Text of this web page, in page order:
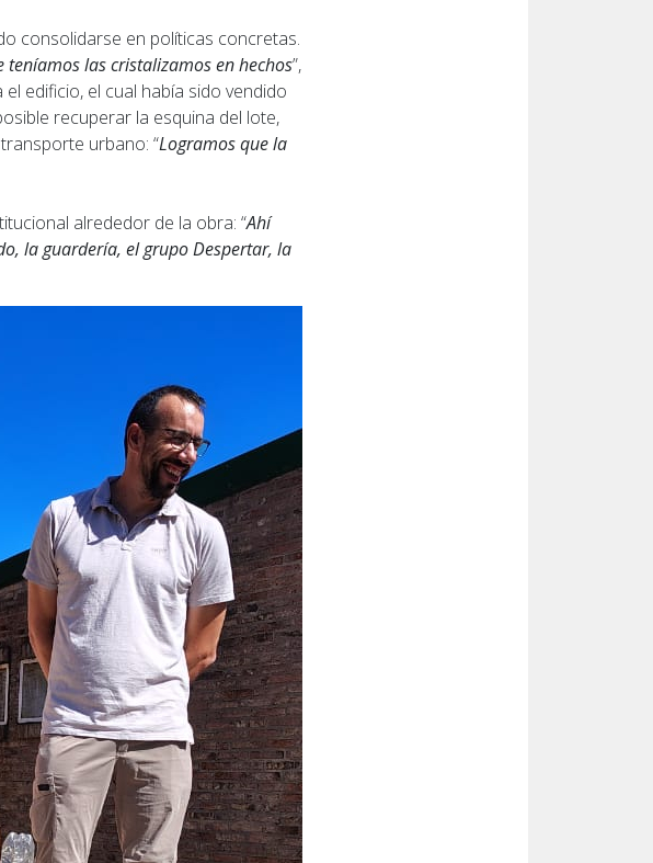
consolidarse en políticas concretas.
las cristalizamos en hechos”,
edificio, el cual había sido vendido
recuperar la esquina del lote,
urbano: “Logramos que la
alrededor de la obra: “Ahí
la guardería, el grupo Despertar, la